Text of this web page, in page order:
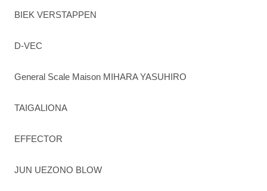
BIEK VERSTAPPEN
D-VEC
General Scale Maison MIHARA YASUHIRO
TAIGALIONA
EFFECTOR
JUN UEZONO BLOW